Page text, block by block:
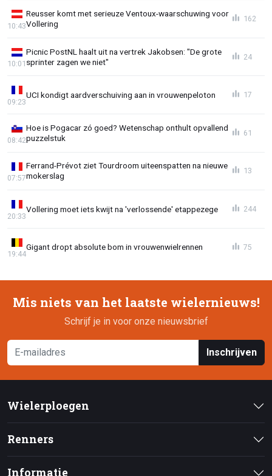
Reusser komt met serieuze Ventoux-waarschuwing voor
Vollering
10:43
162
Picnic PostNL haalt uit na vertrek Jakobsen: "De grote
sprinter zagen we niet"
10:01
24
UCI kondigt aardverschuiving aan in vrouwenpeloton
09:23
17
Hoe is Pogacar zó goed? Wetenschap onthult opvallend
puzzelstuk
08:42
61
Ferrand-Prévot ziet Tourdroom uiteenspatten na nieuwe
mokerslag
07:57
13
Vollering moet iets kwijt na 'verlossende' etappezege
20:33
244
Gigant dropt absolute bom in vrouwenwielrennen
19:44
75
Mis niets van het laatste wielernieuws!
Schrijf je in voor onze nieuwsbrief
Inschrijven
Wielerploegen
Renners
Informatie